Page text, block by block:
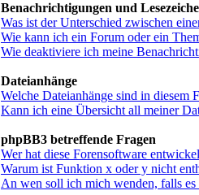
Benachrichtigungen und
Was ist der Unterschied zwischen
Wie kann ich ein Forum oder ein
Wie deaktiviere ich meine
Dateianhänge
Welche Dateianhänge sind in diesem
Kann ich eine Übersicht all meiner
phpBB3 betreffende Fragen
Wer hat diese Forensoftware
Warum ist Funktion x oder y nicht
An wen soll ich mich wenden, falls